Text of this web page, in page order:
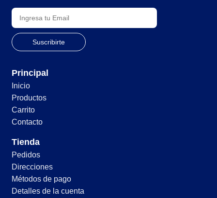
Principal
Inicio
Productos
Carrito
Contacto
Tienda
Pedidos
Direcciones
Métodos de pago
Detalles de la cuenta